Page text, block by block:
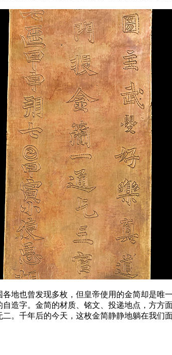
也曾发现多枚，但皇帝使用的金简却是唯
造字。金简的材质、铭文、投递地点，方方
。千年后的今天，这枚金简静静地躺在我